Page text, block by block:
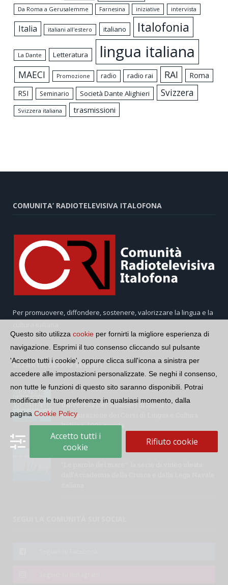
Da Roma a Gerusalemme
Farnesina iniziative intervista
Italia italiani all'estero italiano Italofonia
La Dante Letteratura lingua italiana
MAECI Promozione radio radio rai RAI
Roma
RSI
Seminario Società Dante Alighieri Svizzera
Svizzera italiana trasmissioni
COMUNITA’ RADIOTELEVISIVA ITALOFONA
Per promuovere, diffondere, sostenere, valorizzare la lingua e la
GLI ARTICOLI PIÙ SEGUITI
Università per Stranieri di Siena –
Inaugurazione dei Corsi di Lingua e Cultura
Italiana, 109a annata
Questo sito utilizza cookie per fornirti la migliore esperienza di
navigazione. Esprimi il tuo consenso cliccando sul pulsante
'Accetto tutti i cookie', oppure clicca sull'icona a sinistra per
accedere alle impostazioni personalizzate. Se neghi il consenso,
non tutte le funzioni di questo sito saranno disponibili. Potrai
modificare le tue preferenze in qualsiasi momento, dalla
pagina Cookie Policy
Accetto tutti i
cookie
Rifiuto cookie